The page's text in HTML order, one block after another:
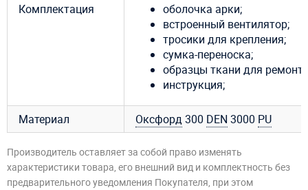
Комплектация
оболочка арки;
встроенный вентилятор;
тросики для крепления;
сумка-переноска;
образцы ткани для
инструкция;
Материал Оксфорд300 DEN 3000 PU
Производитель оставляет за собой право изменять
характеристики товара, его внешний вид и комплектность без
предварительного уведомления Покупателя, при этом